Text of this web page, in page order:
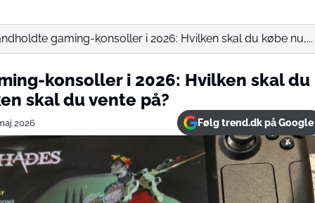
gaming-konsoller i 2026: Hvilken skal du købe nu,...
konsoller i 2026: Hvilken skal du
skal du vente på?
2026 Følg trend.dk på Google